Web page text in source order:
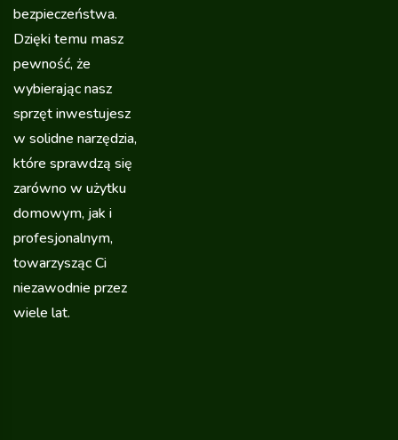
bezpieczeństwa.
Dzięki temu masz
pewność, że
wybierając nasz
sprzęt inwestujesz
w solidne narzędzia,
które sprawdzą się
zarówno w użytku
domowym, jak i
profesjonalnym,
towarzysząc Ci
niezawodnie przez
wiele lat.